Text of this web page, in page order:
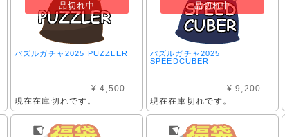
品切れ中
パズルガチャ2025 PUZZLER
¥ 4,500
現在在庫切れです。
品切れ中
パズルガチャ2025
SPEEDCUBER
¥ 9,200
現在在庫切れです。